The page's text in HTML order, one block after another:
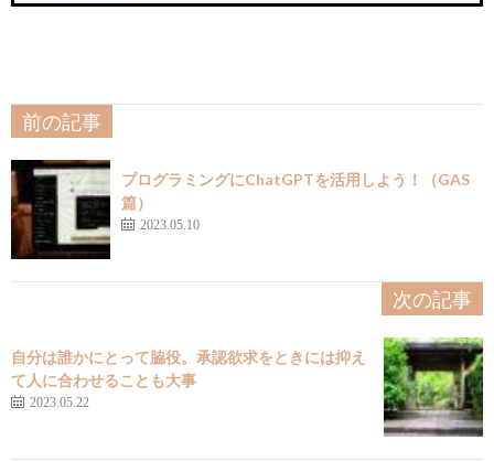
前の記事
プログラミングにChatGPTを活用しよう！（GAS
篇）
2023.05.10
次の記事
自分は誰かにとって脇役。承認欲求をときには抑え
て人に合わせることも大事
2023.05.22